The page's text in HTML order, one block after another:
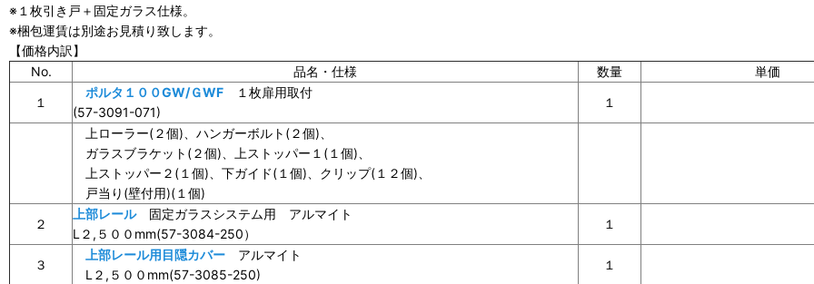
※１枚引き戸＋固定ガラス仕様。
※梱包運賃は別途お見積り致します。
【価格内訳】
No.
品名・仕様 数量
単価
１
ポルタ１００GW/ＧWF １枚扉用取付
(57-3091-071)
１
上ローラー(２個)、ハンガーボルト(２個)、
ガラスブラケット(２個)、上ストッパー１(１個)、
上ストッパー２(１個)、下ガイド(１個)、クリップ(１２個)、
戸当り(壁付用)(１個)
２
上部レール固定ガラスシステム用 アルマイト
L２,５００mm(57-3084-250）
１
３
上部レール用目隠カバー アルマイト
L２,５００mm(57-3085-250)
１